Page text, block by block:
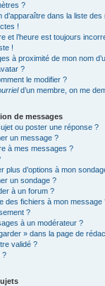
?
d’apparaître dans la liste
!
et l’heure est toujours
!
à proximité de mon nom
?
le modifier ?
d’un membre, on me
de messages
ou poster une réponse ?
un message ?
à mes messages ?
plus d’options à mon
un sondage ?
à un forum ?
des fichiers à mon message
?
à un modérateur ?
» dans la page de
validé ?
?